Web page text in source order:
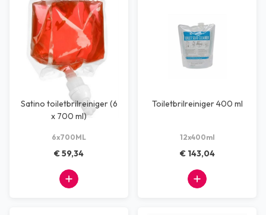
Satino toiletbrilreiniger (6
x 700 ml)
6x700ML
€ 59,34
Toiletbrilreiniger 400 ml
12x400ml
€ 143,04